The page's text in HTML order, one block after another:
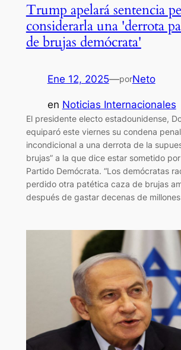
Trump apelará sentencia
considerarla una 'derrota
de brujas demócrata'
Ene 12, 2025—porNeto
en Noticias Internacionales
El presidente electo estadounidense,
equiparó este viernes su condena
incondicional a una derrota de la
brujas” a la que dice estar sometido
Partido Demócrata. “Los demócratas
perdido otra patética caza de brujas
después de gastar decenas de